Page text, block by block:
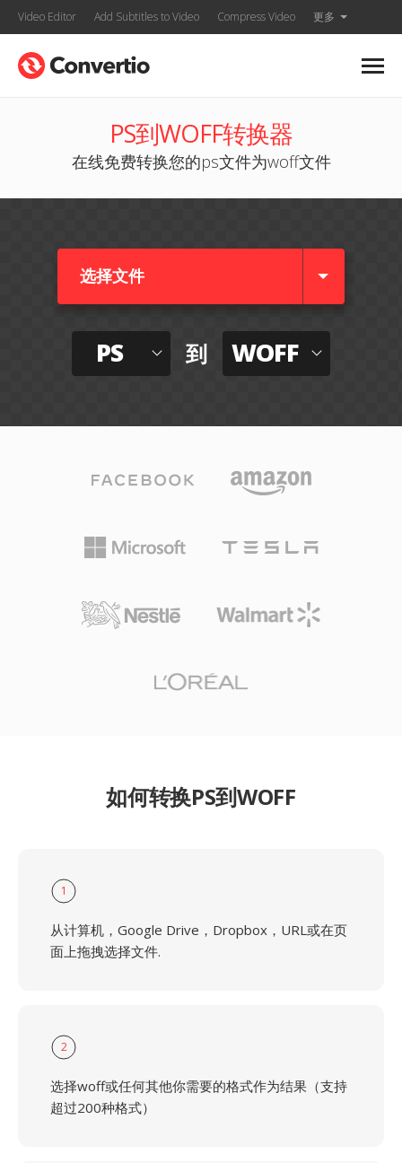
Video Editor Add Subtitles to Video Compress Video 更多
PS到WOFF转换器
在线免费转换您的ps文件为woff文件
选择文件
PS 到 WOFF
如何转换PS到WOFF
1
从计算机，Google Drive，Dropbox，URL或在页
面上拖拽选择文件.
2
选择woff或任何其他你需要的格式作为结果（支持
超过200种格式）